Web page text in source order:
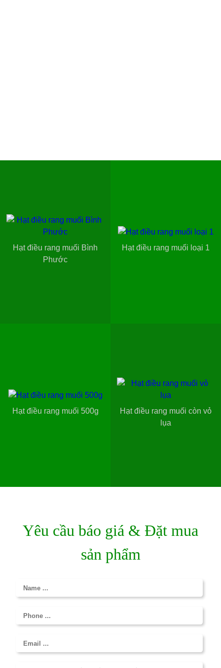
Hạt điều rang muối Bình
Phước
Hạt điều rang muối loại 1
Hạt điều rang muối 500g
Hạt điều rang muối còn vỏ
lụa
Yêu cầu báo giá & Đặt mua
sản phẩm